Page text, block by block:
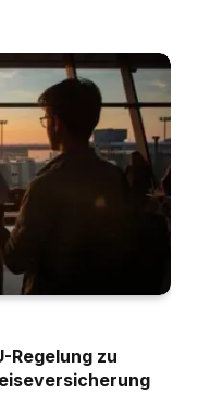
Regelung zu